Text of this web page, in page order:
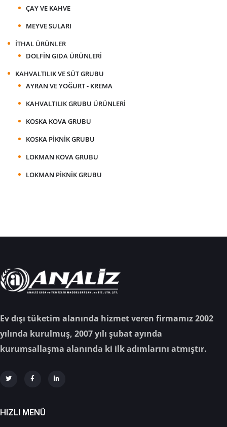
ÇAY VE KAHVE
MEYVE SULARI
İTHAL ÜRÜNLER
DOLFIN GIDA ÜRÜNLERI
KAHVALTILIK VE SÜT GRUBU
AYRAN VE YOĞURT - KREMA
KAHVALTILIK GRUBU ÜRÜNLERI
KOSKA KOVA GRUBU
KOSKA PIKNIK GRUBU
LOKMAN KOVA GRUBU
LOKMAN PIKNIK GRUBU
Ev dışı tüketim alanında hizmet veren firmamız 2002
yılında kurulmuş, 2007 yılı şubat ayında
kurumsallaşma alanında ki ilk adımlarını atmıştır.
HIZLI MENÜ